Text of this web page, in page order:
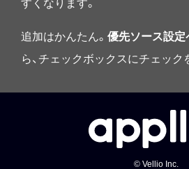
すくなります。
追加はかんたん。 優先ソース設定
ら、チェックボックスにチェック
© Vellio Inc.